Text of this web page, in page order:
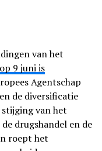
van het
9 juni is
Agentschap
de diversificatie
van het
drugshandel en de
roept het